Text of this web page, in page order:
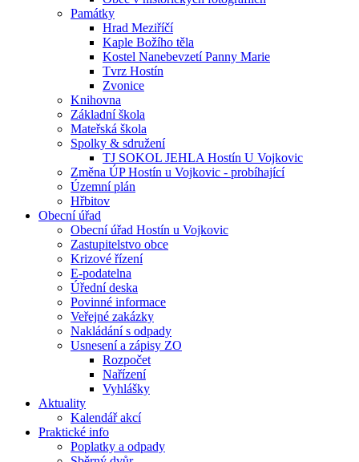
Památky
Hrad Meziříčí
Kaple Božího těla
Kostel Nanebevzetí Panny Marie
Tvrz Hostín
Zvonice
Knihovna
Základní škola
Mateřská škola
Spolky & sdružení
TJ SOKOL JEHLA Hostín U Vojkovic
Změna ÚP Hostín u Vojkovic - probíhající
Územní plán
Hřbitov
Obecní úřad
Obecní úřad Hostín u Vojkovic
Zastupitelstvo obce
Krizové řízení
E-podatelna
Úřední deska
Povinné informace
Veřejné zakázky
Nakládání s odpady
Usnesení a zápisy ZO
Rozpočet
Nařízení
Vyhlášky
Aktuality
Kalendář akcí
Praktické info
Poplatky a odpady